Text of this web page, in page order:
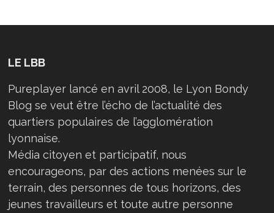
LE LBB
Pureplayer lancé en avril 2008, le Lyon Bondy
Blog se veut être l’écho de l’actualité des
quartiers populaires de l’agglomération
lyonnaise.
Média citoyen et participatif, nous
encourageons, par des actions menées sur le
terrain, des personnes de tous horizons, des
jeunes travailleurs et toute autre personne